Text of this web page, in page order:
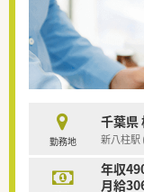
勤務地
千葉県
新八柱駅
年収
月給